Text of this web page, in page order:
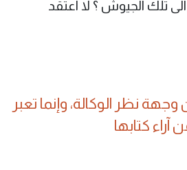
تلك الجيوش ؟ لا اعتقد
وجهة نظر الوكالة، وإنما تعبر
آراء كتابها